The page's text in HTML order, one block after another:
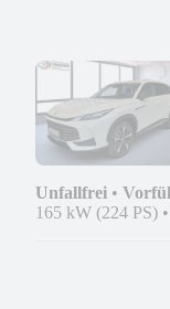
Unfallfrei •
165 kW (224 PS) •